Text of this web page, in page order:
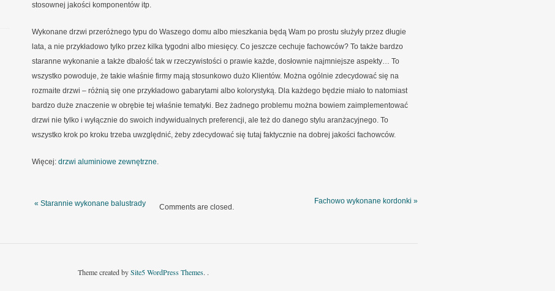
stosownej jakości komponentów itp.
Wykonane drzwi przeróżnego typu do Waszego domu albo mieszkania będą Wam po prostu służyły przez długie
lata, a nie przykładowo tylko przez kilka tygodni albo miesięcy. Co jeszcze cechuje fachowców? To także bardzo
staranne wykonanie a także dbałość tak w rzeczywistości o prawie każde, dosłownie najmniejsze aspekty… To
wszystko powoduje, że takie właśnie firmy mają stosunkowo dużo Klientów. Można ogólnie zdecydować się na
rozmaite drzwi – różnią się one przykładowo gabarytami albo kolorystyką. Dla każdego będzie miało to natomiast
bardzo duże znaczenie w obrębie tej właśnie tematyki. Bez żadnego problemu można bowiem zaimplementować
drzwi nie tylko i wyłącznie do swoich indywidualnych preferencji, ale też do danego stylu aranżacyjnego. To
wszystko krok po kroku trzeba uwzględnić, żeby zdecydować się tutaj faktycznie na dobrej jakości fachowców.
Więcej: drzwi aluminiowe zewnętrzne.
Fachowo wykonane kordonki »
« Starannie wykonane balustrady Comments are closed.
Theme created bySite5 WordPress Themes. .